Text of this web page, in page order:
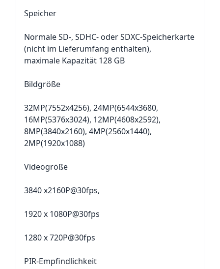
Speicher
Normale SD-, SDHC- oder SDXC-Speicherkarte
(nicht im Lieferumfang enthalten),
maximale Kapazität 128 GB
Bildgröße
32MP(7552x4256), 24MP(6544x3680,
16MP(5376x3024), 12MP(4608x2592),
8MP(3840x2160), 4MP(2560x1440),
2MP(1920x1088)
Videogröße
3840 x2160P@30fps,
1920 x 1080P@30fps
1280 x 720P@30fps
PIR-Empfindlichkeit